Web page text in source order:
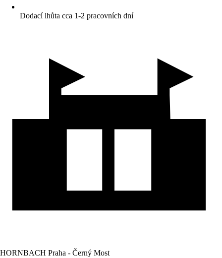
Dodací lhůta cca 1-2 pracovních dní
HORNBACH Praha - Černý Most